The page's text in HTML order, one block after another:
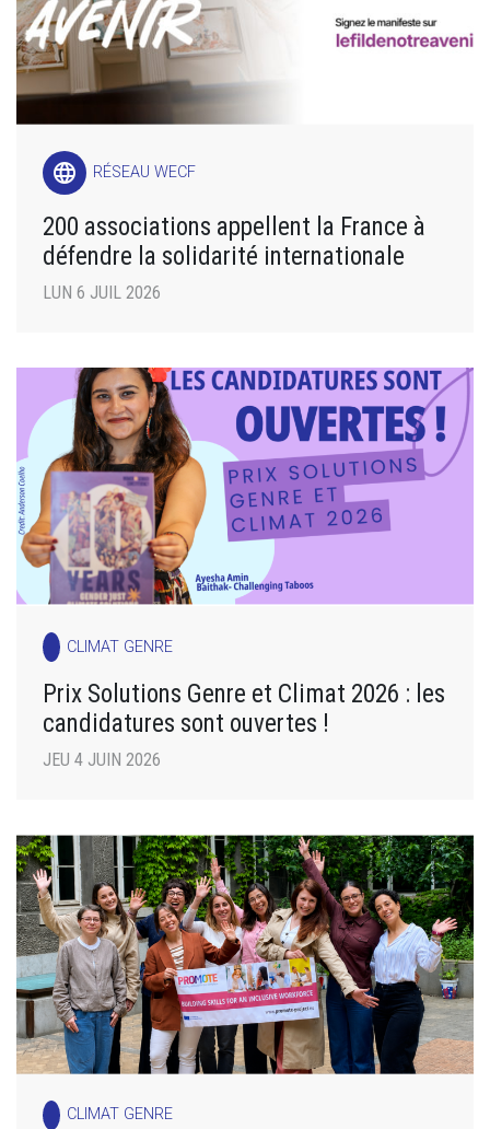
language RÉSEAU WECF
200 associations appellent la France à
défendre la solidarité internationale
LUN 6 JUIL 2026
CLIMAT GENRE
Prix Solutions Genre et Climat 2026 : les
candidatures sont ouvertes !
JEU 4 JUIN 2026
CLIMAT GENRE